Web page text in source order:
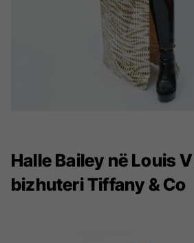
Halle Bailey në Louis
bizhuteri Tiffany & Co